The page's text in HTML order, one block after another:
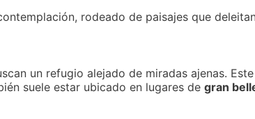
rodeado de paisajes que
un refugio alejado de miradas ajenas.
suele estar ubicado en lugares de gran